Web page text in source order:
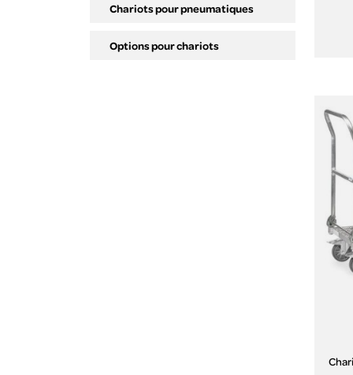
Chariots pour pneumatiques
Options pour chariots